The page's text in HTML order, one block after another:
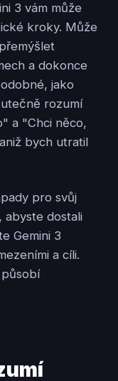
3 vám může
kroky. Může
a dokonce
jako
rozumí
a "Chci něco,
bych utratil
pro svůj
abyste dostali
Gemini 3
a cíli.